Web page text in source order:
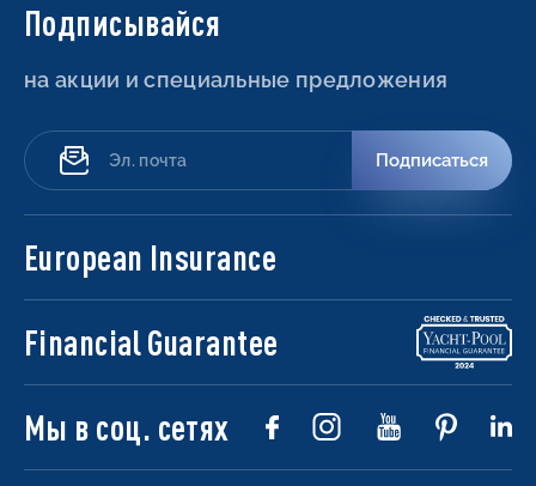
Подписывайся
на акции и специальные предложения
Подписаться
European Insurance
Financial Guarantee
Мы в соц. сетях